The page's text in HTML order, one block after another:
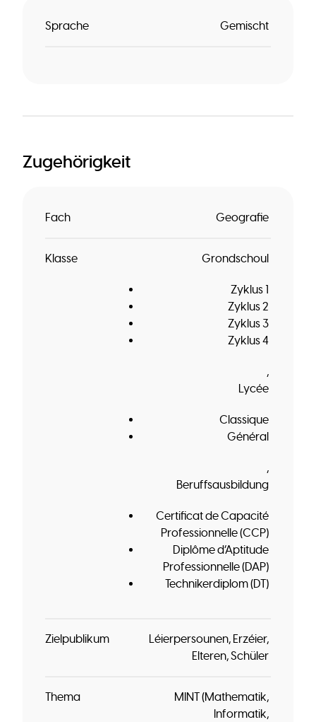
Sprache Gemischt
Zugehörigkeit
Fach Geografie
Klasse Grondschoul
Zyklus 1
Zyklus 2
Zyklus 3
Zyklus 4
Lycée
Classique
Général
Beruffsausbildung
Certificat de Capacité
Professionnelle (CCP)
Diplôme d’Aptitude
Professionnelle (DAP)
Technikerdiplom (DT)
Zielpublikum Léierpersounen Erzéier
Elteren Schüler
Thema
MINT (Mathematik,
Informatik,